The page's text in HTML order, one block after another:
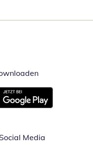
Öffnet in
in neuem Fenster
Media